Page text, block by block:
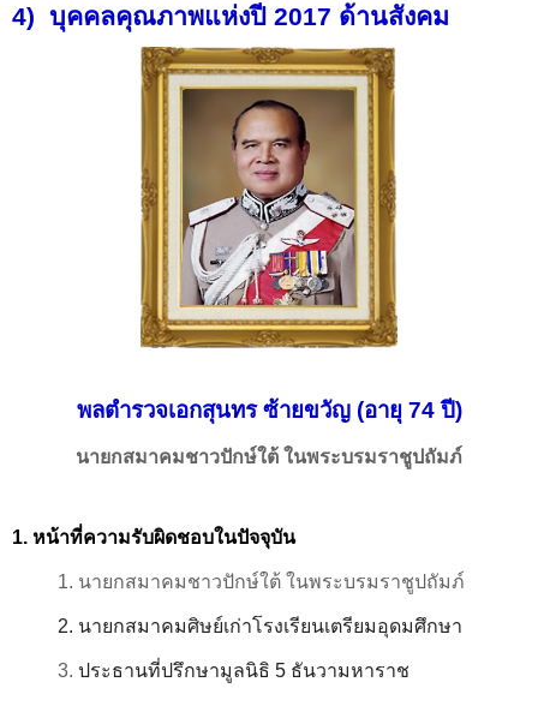
4) บุคคลคุณภาพแห่งปี 2017 ด้านสังคม
พลตำรวจเอกสุนทร ซ้ายขวัญ (อายุ 74 ปี)
นายกสมาคมชาวปักษ์ใต้ ในพระบรมราชูปถัมภ์
1. หน้าที่ความรับผิดชอบในปัจจุบัน
1. นายกสมาคมชาวปักษ์ใต้ ในพระบรมราชูปถัมภ์
2. นายกสมาคมศิษย์เก่าโรงเรียนเตรียมอุดมศึกษา
3. ประธานที่ปรึกษามูลนิธิ 5 ธันวามหาราช